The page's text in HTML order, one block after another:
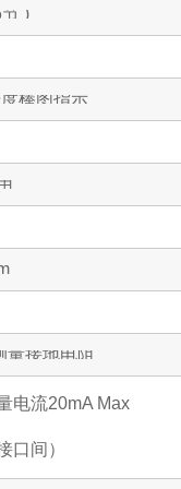
)
棒图指示
量接地电阻
电流20mA Max
口间）